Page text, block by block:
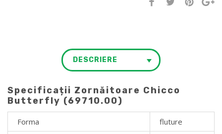
DESCRIERE
Specificații Zornăitoare Chicco
Butterfly (69710.00)
Forma
fluture